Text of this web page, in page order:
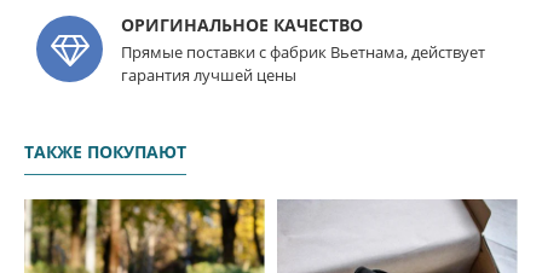
ОРИГИНАЛЬНОЕ КАЧЕСТВО
Прямые поставки с фабрик Вьетнама, действует
гарантия лучшей цены
ТАКЖЕ ПОКУПАЮТ